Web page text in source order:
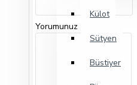
Külot
Sütyen
Büstiyer
Yorumunuz